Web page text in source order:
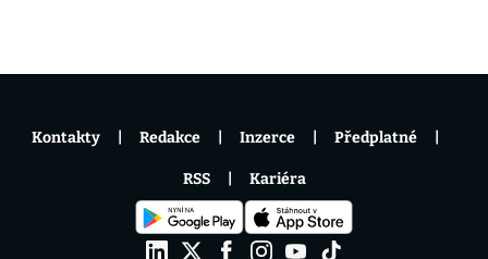
Kontakty Redakce Inzerce Předplatné
RSS Kariéra